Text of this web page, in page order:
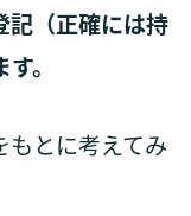
記（正確には持
。
もとに考えてみ